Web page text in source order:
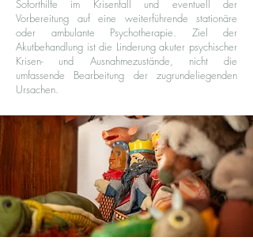
Soforthilfe im Krisenfall und eventuell der
Vorbereitung auf eine weiterführende stationäre
oder ambulante Psychotherapie. Ziel der
Akutbehandlung ist die Linderung akuter psychischer
Krisen- und Ausnahmezustände, nicht die
umfassende Bearbeitung der zugrundeliegenden
Ursachen.